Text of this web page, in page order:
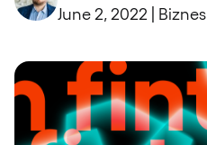
June 2, 2022 | Biznes